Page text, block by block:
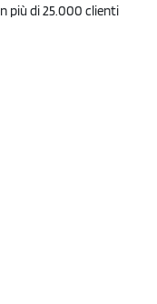
più di 25.000 clienti